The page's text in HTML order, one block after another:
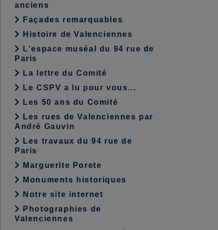
anciens
Façades remarquables
Histoire de Valenciennes
L'espace muséal du 94 rue de
Paris
La lettre du Comité
Le CSPV a lu pour vous...
Les 50 ans du Comité
Les rues de Valenciennes par
André Gauvin
Les travaux du 94 rue de
Paris
Marguerite Porete
Monuments historiques
Notre site internet
Photographies de
Valenciennes